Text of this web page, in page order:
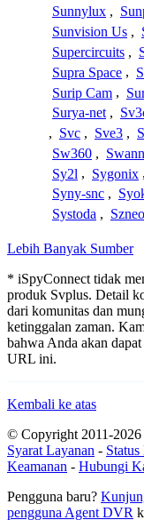
Sunnylux ,
Sunvision Us ,
Supercircuits ,
Supra Space ,
Surip Cam ,
Surya-net ,
, Svc , Sve3 ,
Sw360 , Swann
Sy2l , Sygonix ,
Syny-snc ,
Systoda , Szneo
Lebih Banyak Sumber
* iSpyConnect tidak
produk Svplus. Detail
dari komunitas dan
ketinggalan zaman.
bahwa Anda akan
URL ini.
Kembali ke atas
© Copyright 2011-
Syarat Layanan -
Keamanan - Hubungi
Pengguna baru?
pengguna Agent DVR